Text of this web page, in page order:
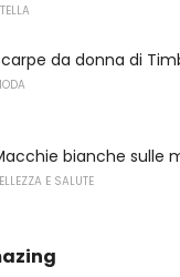
da donna di
bianche sulle
E SALUTE